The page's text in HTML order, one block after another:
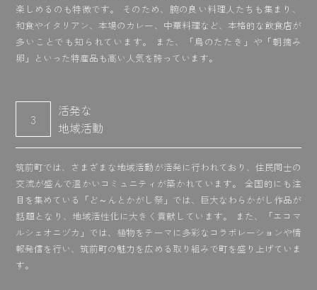
楽しめるのも特徴です。 そのため、腕の良い料理人たちも集まり、
和食やイタリアン、本場のカレー、中華料理など、本格的な飲食店が
多いことでも知られています。 また、「鳥のたたき」や「朝摘み
卵」といった特産品も高い人気を誇っています。
3
活発な
地域活動
筑前町では、さまざまな地域活動が活発に行われており、住民同士の
交流が盛んで温かいコミュニティが築かれています。 全国的にも注
目を集めている「ど～んとかがし祭」では、巨大なわらかがし作品が
話題となり、地域活性化に大きく貢献しています。 また、「エコマ
ルシェオニヅカ」では、植物をテーマに多彩なコラボレーションや情
報発信を行い、筑前町の魅力を広める取り組みで町を盛り上げていま
す。